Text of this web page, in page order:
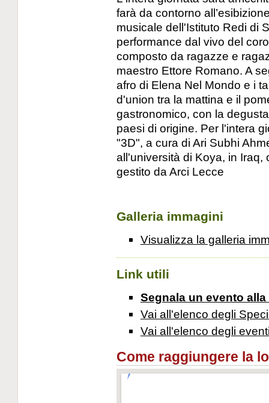
farà da contorno
musicale dell'Istituto Redi di
performance dal vivo del
composto da ragazze e
maestro Ettore Romano. A
afro di Elena Nel Mondo e i
d'union tra la mattina e il
gastronomico, con la
paesi di origine. Per l'intera
"3D", a cura di Ari Subhi
all'università di Koya, in Iraq,
gestito da Arci Lecce
Galleria immagini
Visualizza la galleria
Link utili
Segnala un evento
Vai all'elenco degli
Vai all'elenco degli
Come raggiungere la